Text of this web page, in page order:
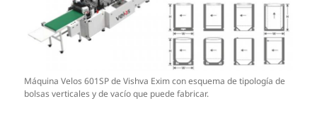
Máquina Velos 601SP de Vishva Exim con esquema de tipología de
bolsas verticales y de vacío que puede fabricar.